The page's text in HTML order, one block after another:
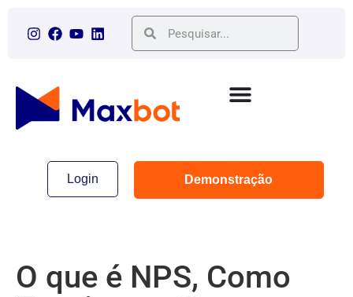
Login Demonstração
O que é NPS, Como